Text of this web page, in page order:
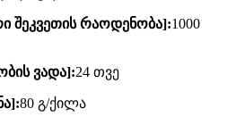
შეკვეთის რაოდენობა]:1000
ვადა]:24 თვე
80 გ/ქილა